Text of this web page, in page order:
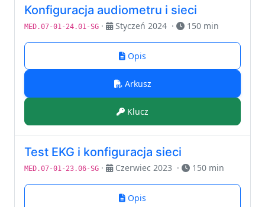
Konfiguracja audiometru i sieci
MED.07-01-24.01-SG · Styczeń 2024 · 150 min
Opis
Arkusz
Klucz
Test EKG i konfiguracja sieci
MED.07-01-23.06-SG · Czerwiec 2023 · 150 min
Opis